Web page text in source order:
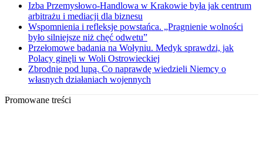
Izba Przemysłowo-Handlowa w Krakowie była jak centrum
arbitrażu i mediacji dla biznesu
Wspomnienia i refleksje powstańca. „Pragnienie wolności
było silniejsze niż chęć odwetu”
Przełomowe badania na Wołyniu. Medyk sprawdzi, jak
Polacy ginęli w Woli Ostrowieckiej
Zbrodnie pod lupą. Co naprawdę wiedzieli Niemcy o
własnych działaniach wojennych
Promowane treści